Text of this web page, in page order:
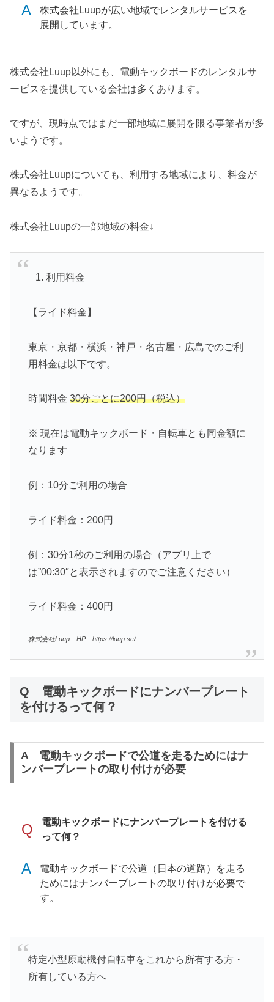
A
株式会社Luupが広い地域でレンタルサービスを
展開しています。
株式会社Luup以外にも、電動キックボードのレンタルサ
ービスを提供している会社は多くあります。
ですが、現時点ではまだ一部地域に展開を限る事業者が多
いようです。
株式会社Luupについても、利用する地域により、料金が
異なるようです。
株式会社Luupの一部地域の料金↓
利用料金
【ライド料金】
東京・京都・横浜・神戸・名古屋・広島でのご利
用料金は以下です。
時間料金 30分ごとに200円（税込）
※ 現在は電動キックボード・自転車とも同金額に
なります
例：10分ご利用の場合
ライド料金：200円
例：30分1秒のご利用の場合（アプリ上で
は”00:30″と表示されますのでご注意ください）
ライド料金：400円
株式会社Luup HP https://luup.sc/
Q 電動キックボードにナンバープレート
を付けるって何？
A 電動キックボードで公道を走るためにはナ
ンバープレートの取り付けが必要
Q
電動キックボードにナンバープレートを付ける
って何？
A
電動キックボードで公道（日本の道路）を走る
ためにはナンバープレートの取り付けが必要で
す。
特定小型原動機付自転車をこれから所有する方・
所有している方へ